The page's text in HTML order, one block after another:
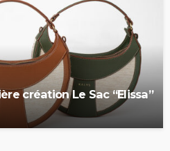
création Le Sac “Elissa”